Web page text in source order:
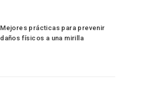
Mejores prácticas para prevenir
daños físicos a una mirilla